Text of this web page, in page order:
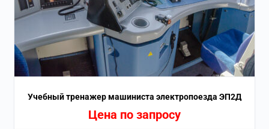
Учебный тренажер машиниста электропоезда ЭП2Д
Цена по запросу